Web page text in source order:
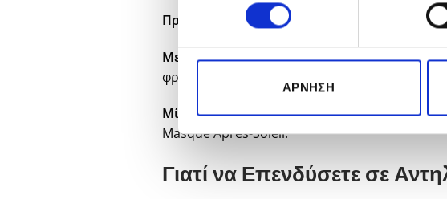
ΆΡΝΗΣΗ
Πριν την έκθεση στον ήλιο : Ψεκάστε τα μήκη
Μετά τη θάλασσα ή την πισίνα:
φρεσκάδα.
Μία ή δύο φορές την εβδομάδα: Χαρίστε στα
Masque Après-Soleil.
Γιατί να Επενδύσετε σε